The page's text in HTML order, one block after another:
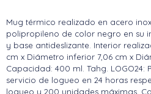
Mug térmico realizado en acero
polipropileno de color negro en su
y base antideslizante. Interior
cm x Diámetro inferior 7,06 cm x
Capacidad: 400 ml. Tahg.
servicio de logueo en 24 horas
logueo y 200 unidades máximas.